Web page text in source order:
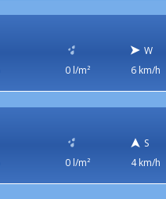
0 l/m²
W
6 km/h
0 l/m²
S
4 km/h